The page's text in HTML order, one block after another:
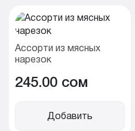
Ассорти из мясных
нарезок
245.00 cом
Добавить